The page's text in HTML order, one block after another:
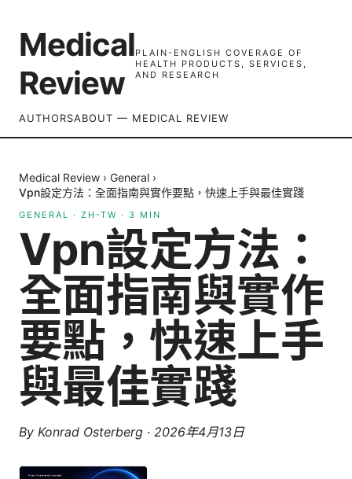
Medical
Review
PLAIN-ENGLISH COVERAGE OF
HEALTH PRODUCTS, SERVICES,
AND RESEARCH
AUTHORSABOUT — MEDICAL REVIEW
Medical Review › General ›
Vpn設定方法：全面指南與實作要點，快速上手與最佳實踐
GENERAL · ZH-TW · 3 MIN
Vpn設定方法：
全面指南與實作
要點，快速上手
與最佳實踐
By Konrad Osterberg · 2026年4月13日